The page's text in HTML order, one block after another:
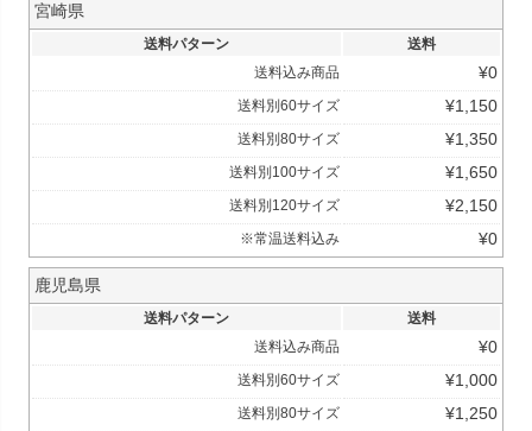
宮崎県
送料パターン
送料
送料込み商品
¥0
送料別60サイズ ¥1,150
送料別80サイズ ¥1,350
送料別100サイズ ¥1,650
送料別120サイズ ¥2,150
※常温送料込み ¥0
鹿児島県
送料パターン
送料
送料込み商品
¥0
送料別60サイズ ¥1,000
送料別80サイズ ¥1,250